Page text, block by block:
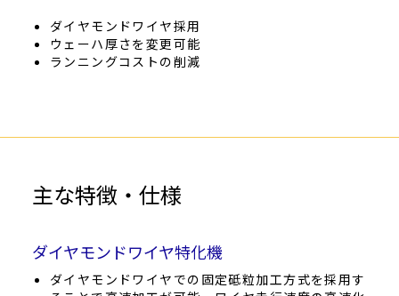
ダイヤモンドワイヤ採用
ウェーハ厚さを変更可能
ランニングコストの削減
主な特徴・仕様
ダイヤモンドワイヤ特化機
ダイヤモンドワイヤでの固定砥粒加工方式を採用す